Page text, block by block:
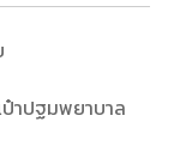
ป๋าปฐมพยาบาล